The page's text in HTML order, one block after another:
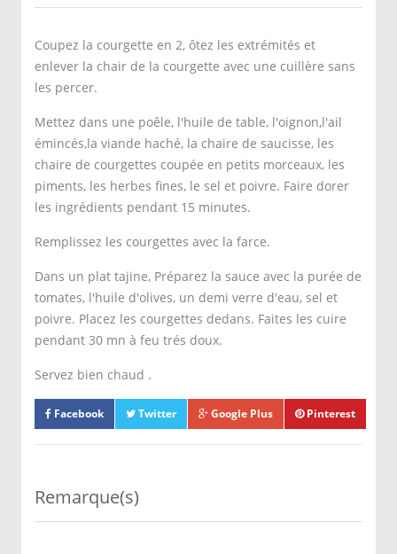
Coupez la courgette en 2, ôtez les extrémités et
enlever la chair de la courgette avec une cuillère sans
les percer.
Mettez dans une poêle, l'huile de table, l'oignon,l'ail
émincés,la viande haché, la chaire de saucisse, les
chaire de courgettes coupée en petits morceaux, les
piments, les herbes fines, le sel et poivre. Faire dorer
les ingrédients pendant 15 minutes.
Remplissez les courgettes avec la farce.
Dans un plat tajine, Préparez la sauce avec la purée de
tomates, l'huile d'olives, un demi verre d'eau, sel et
poivre. Placez les courgettes dedans. Faites les cuire
pendant 30 mn à feu trés doux.
Servez bien chaud .
Facebook Twitter Google Plus Pinterest
Remarque(s)